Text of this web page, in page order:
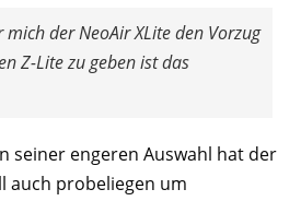
der NeoAir XLite den Vorzug
Z-Lite zu geben ist das
seiner engeren Auswahl hat der
auch probeliegen um